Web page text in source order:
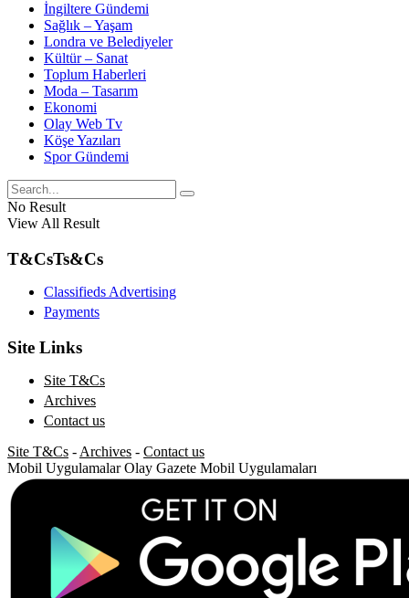
İngiltere Gündemi
Sağlık – Yaşam
Londra ve Belediyeler
Kültür – Sanat
Toplum Haberleri
Moda – Tasarım
Ekonomi
Olay Web Tv
Köşe Yazıları
Spor Gündemi
No Result
View All Result
T&CsTs&Cs
Classifieds Advertising
Payments
Site Links
Site T&Cs
Archives
Contact us
Site T&Cs - Archives - Contact us
Mobil Uygulamalar Olay Gazete Mobil Uygulamaları